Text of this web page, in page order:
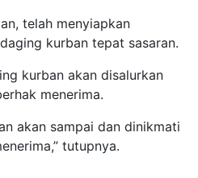
telah menyiapkan
kurban tepat sasaran.
kurban akan disalurkan
menerima.
akan sampai dan dinikmati
tutupnya.